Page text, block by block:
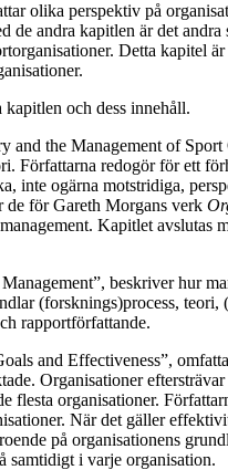
olika perspektiv på
de andra kapitlen är det
Detta kapitel
och dess innehåll.
and the Management of Sport
Författarna redogör för ett
inte ogärna motstridiga,
de för Gareth Morgans verk
Kapitlet avslutas
beskriver hur
(forsknings)process, teori,
rapportförfattande.
and Effectiveness”,
Organisationer
flesta organisationer.
När det gäller
på organisationens
samtidigt i varje organisation.